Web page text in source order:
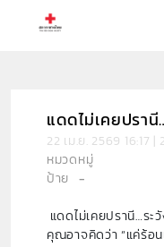
แดดไม่เคยปรานี
22 เม.ย. 2569 16:17 |
หมวดหมู่
ป้าย-
แดดไม่เคยปรานี…ระ
คุณอาจคิดว่า “แค่ร้อน